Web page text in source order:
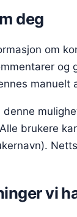
deg
om
og
manuelt
brukere
vi